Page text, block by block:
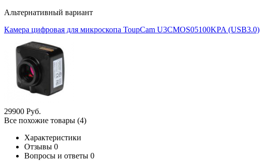
Альтернативный вариант
Камера цифровая для микроскопа ToupCam U3CMOS05100KPA (USB3.0)
29900 Руб.
Все похожие товары (4)
Характеристики
Отзывы 0
Вопросы и ответы 0